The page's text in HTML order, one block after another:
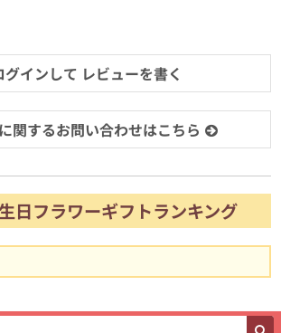
グインして レビューを書く
関するお問い合わせはこちら
日フラワーギフトランキング